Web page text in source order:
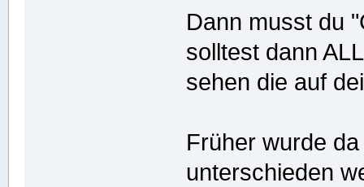
Dann musst du
solltest dann
sehen die auf
Früher wurde
unterschieden